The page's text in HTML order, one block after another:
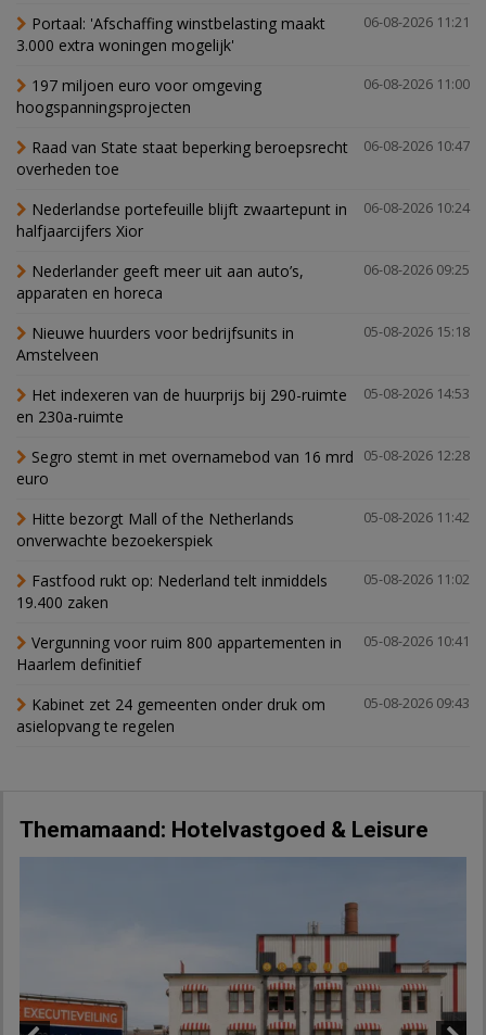
06-08-2026 11:21
Portaal: 'Afschaffing winstbelasting maakt
3.000 extra woningen mogelijk'
06-08-2026 11:00
197 miljoen euro voor omgeving
hoogspanningsprojecten
06-08-2026 10:47
Raad van State staat beperking beroepsrecht
overheden toe
06-08-2026 10:24
Nederlandse portefeuille blijft zwaartepunt in
halfjaarcijfers Xior
06-08-2026 09:25
Nederlander geeft meer uit aan auto’s,
apparaten en horeca
05-08-2026 15:18
Nieuwe huurders voor bedrijfsunits in
Amstelveen
05-08-2026 14:53
Het indexeren van de huurprijs bij 290-ruimte
en 230a-ruimte
05-08-2026 12:28
Segro stemt in met overnamebod van 16 mrd
euro
05-08-2026 11:42
Hitte bezorgt Mall of the Netherlands
onverwachte bezoekerspiek
05-08-2026 11:02
Fastfood rukt op: Nederland telt inmiddels
19.400 zaken
05-08-2026 10:41
Vergunning voor ruim 800 appartementen in
Haarlem definitief
05-08-2026 09:43
Kabinet zet 24 gemeenten onder druk om
asielopvang te regelen
Themamaand: Hotelvastgoed & Leisure